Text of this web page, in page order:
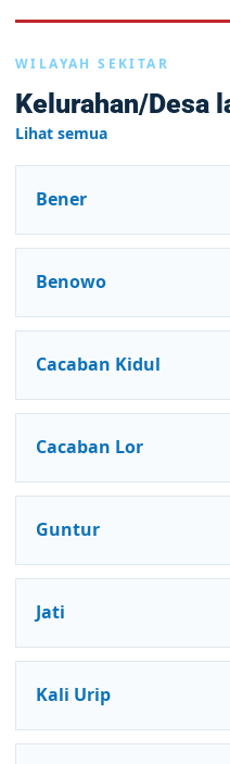
WILAYAH SEKITAR
Kelurahan/Desa
Lihat semua
Bener
Benowo
Cacaban Kidul
Cacaban Lor
Guntur
Jati
Kali Urip